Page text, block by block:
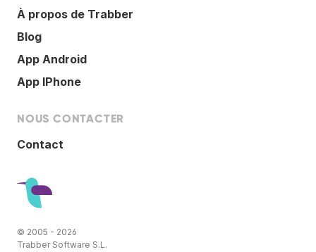
À propos de Trabber
Blog
App Android
App IPhone
NOUS CONTACTER
Contact
© 2005 - 2026
Trabber Software S.L.